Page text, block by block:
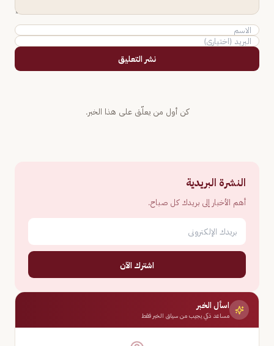
نشر التعليق
كن أول من يعلّق على هذا الخبر.
النشرة البريدية
أهم الأخبار إلى بريدك كل صباح.
اشترك الآن
اسأل الخبر
مساعد ذكي يجيب من سياق الخبر فقط